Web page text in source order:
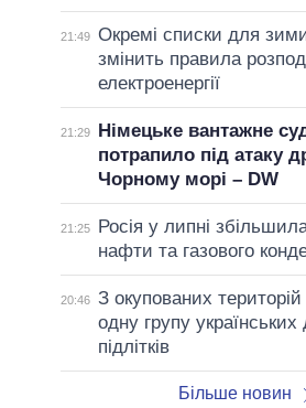
21:49 Окремі списки для
змінить правила
електроенергії
21:29
Німецьке вантажне
потрапило під атаку
Чорному морі – DW
21:25
Росія у липні
нафти та газового
20:46 З окупованих
одну групу українських
підлітків
Більше новин